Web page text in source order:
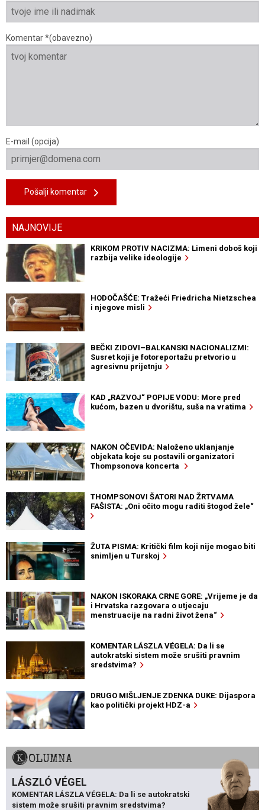
Komentar *(obavezno)
E-mail (opcija)
Pošalji komentar
NAJNOVIJE
KRIKOM PROTIV NACIZMA: Limeni doboš koji
razbija velike ideologije
HODOČAŠĆE: Tražeći Friedricha Nietzschea
i njegove misli
BEČKI ZIDOVI–BALKANSKI NACIONALIZMI:
Susret koji je fotoreportažu pretvorio u
agresivnu prijetnju
KAD „RAZVOJ“ POPIJE VODU: More pred
kućom, bazen u dvorištu, suša na vratima
NAKON OČEVIDA: Naloženo uklanjanje
objekata koje su postavili organizatori
Thompsonova koncerta
THOMPSONOVI ŠATORI NAD ŽRTVAMA
FAŠISTA: „Oni očito mogu raditi štogod žele“
ŽUTA PISMA: Kritički film koji nije mogao biti
snimljen u Turskoj
NAKON ISKORAKA CRNE GORE: „Vrijeme je da
i Hrvatska razgovara o utjecaju
menstruacije na radni život žena“
KOMENTAR LÁSZLA VÉGELA: Da li se
autokratski sistem može srušiti pravnim
sredstvima?
DRUGO MIŠLJENJE ZDENKA DUKE: Dijaspora
kao politički projekt HDZ-a
KOLUMNA
LÁSZLÓ VÉGEL
KOMENTAR LÁSZLA VÉGELA: Da li se autokratski
sistem može srušiti pravnim sredstvima?